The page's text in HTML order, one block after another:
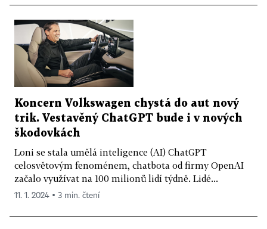
Koncern Volkswagen chystá do aut nový
trik. Vestavěný ChatGPT bude i v nových
škodovkách
Loni se stala umělá inteligence (AI) ChatGPT
celosvětovým fenoménem, chatbota od firmy OpenAI
začalo využívat na 100 milionů lidí týdně. Lidé...
11. 1. 2024 ▪ 3 min. čtení